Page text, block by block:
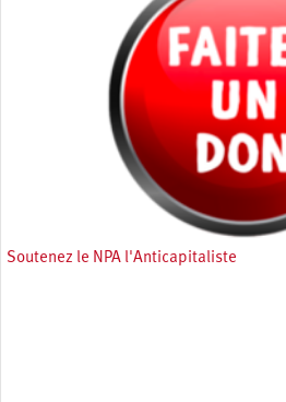
Soutenez le NPA l'Anticapitaliste